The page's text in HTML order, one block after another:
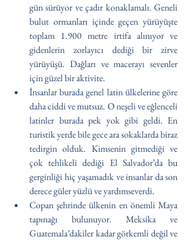
gün sürüyor ve çadır konaklamalı. Geneli
bulut ormanları içinde geçen yürüyüşte
toplam 1.900 metre irtifa alınıyor ve
gidenlerin zorlayıcı dediği bir zirve
yürüyüşü. Dağları ve macerayı sevenler
için güzel bir aktivite.
İnsanlar burada genel latin ülkelerine göre
daha ciddi ve mutsuz. O neşeli ve eğlenceli
latinler burada pek yok gibi geldi. En
turistik yerde bile gece ara sokaklarda biraz
tedirgin olduk. Kimsenin gitmediği ve
çok tehlikeli dediği El Salvador’da bu
gerginliği hiç yaşamadık ve insanlar da son
derece güler yüzlü ve yardımseverdi.
Copan şehrinde ülkenin en önemli Maya
tapınağı bulunuyor. Meksika ve
Guatemala’dakiler kadar görkemli değil ve